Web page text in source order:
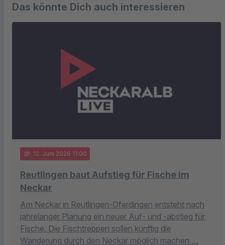
Das könnte Dich auch interessieren
notes 12. Juni 2026 11:00
Reutlingen baut Aufstieg für Fische im
Neckar
Am Neckar in Reutlingen-Oferdingen entsteht nach
jahrelanger Planung ein neuer Auf- und -abstieg für
Fische. Die Fischtreppen sollen künftig die
Wanderung durch den Neckar möglich machen …